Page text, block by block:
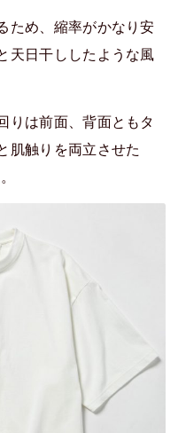
ため、縮率がかなり安
天日干ししたような風
りは前面、背面ともタ
肌触りを両立させた